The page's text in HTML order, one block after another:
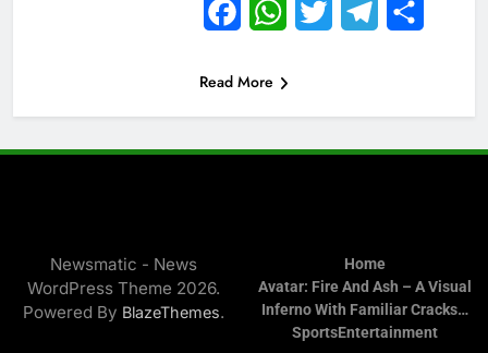
FacebookWhatsApp
Twitter Telegram
Read More
Newsmatic - News
WordPress Theme 2026.
Powered By BlazeThemes.
Home
Avatar: Fire And Ash – A Visual
Inferno With Familiar Cracks…
SportsEntertainment